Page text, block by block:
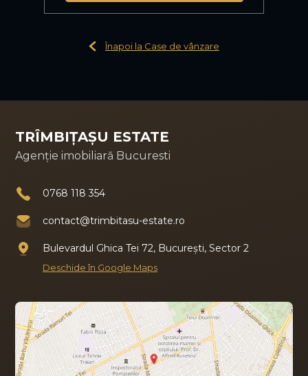
Înapoi la Case de vânzare
TRÎMBIȚAȘU ESTATE
Agenție imobiliară Bucuresti
0768 118 354
contact@trimbitasu-estate.ro
Bulevardul Ghica Tei 72, București, Sector 2
Deschide în Google Maps